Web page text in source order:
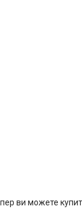
ви можете